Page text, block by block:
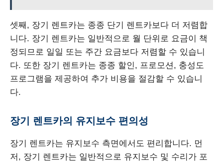
셋째, 장기 렌트카는 종종 단기 렌트카보다 더 저렴합
니다. 장기 렌트카는 일반적으로 월 단위로 요금이 책
정되므로 일일 또는 주간 요금보다 저렴할 수 있습니
다. 또한 장기 렌트카는 종종 할인, 프로모션, 충성도
프로그램을 제공하여 추가 비용을 절감할 수 있습니
다.
장기 렌트카의 유지보수 편의성
장기 렌트카는 유지보수 측면에서도 편리합니다. 먼
저, 장기 렌트카는 일반적으로 유지보수 및 수리가 포